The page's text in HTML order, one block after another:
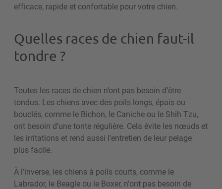
efficace, rapide et confortable pour votre chien.
Quelles races de chien faut-il
tondre ?
Toutes les races de chien n’ont pas besoin d’être
tondus. Les chiens avec des poils longs, épais ou
bouclés, comme le Bichon, le Caniche ou le Shih Tzu,
ont besoin d'une tonte régulière. Cela évite les nœuds et
les irritations et rend aussi l'entretien de leur pelage
plus facile.
À l’inverse, les chiens à poils courts, comme le
Labrador, le Beagle ou le Boxer, n'ont pas besoin de